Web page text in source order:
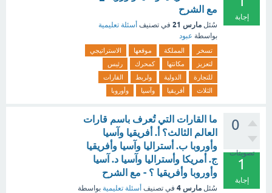
إجابة
مع الشرح
سُئل مارس 21 في تصنيف أسئلة تعليمية
بواسطة عبود
تسخر المملكة موقعها
الاستراتيجي
لتعزيز
مكانتها كمحرك
رئيس
للتجارة
الدولية ولربط
القارات
الثلاث
أفريقيا وآسيا وأوروبا
0
تصويتات
1
إجابة
ما القارات التي تُعرف باسم قارات
العالم الثالث؟ أ. أفريقيا وآسيا
وأوروبا ب. أستراليا وآسيا وأفريقيا
ج. أمريكا وأستراليا وآسيا د. آسيا
وأوروبا وأفريقيا ؟ - مع الشرح
سُئل مارس 4 في تصنيف أسئلة تعليمية بواسطة